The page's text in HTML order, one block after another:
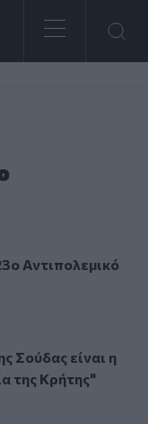
Αντιπολεμικό
Αντιπολεμικό
είναι η
Σούδας είναι η
της Κρήτης"